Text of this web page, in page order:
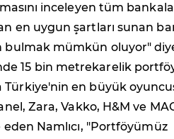
inceleyen tüm
en uygun şartları sunan
bulmak mümkün oluyor"
15 bin metrekarelik
en büyük
Zara, Vakko, H&M ve
eden Namlıcı, "Portföyümüz